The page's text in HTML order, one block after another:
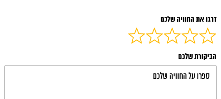
דרגו את החוויה שלכם
הביקורת שלכם